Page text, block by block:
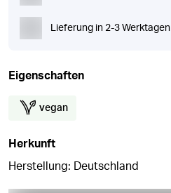
Lieferung in 2-3 Werktagen
Eigenschaften
vegan
Herkunft
Herstellung: Deutschland